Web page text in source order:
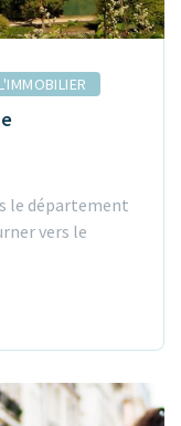
le département
vers le